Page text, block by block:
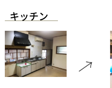
キッチン